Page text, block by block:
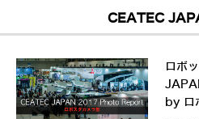
CEATEC
ロボ
by ロ